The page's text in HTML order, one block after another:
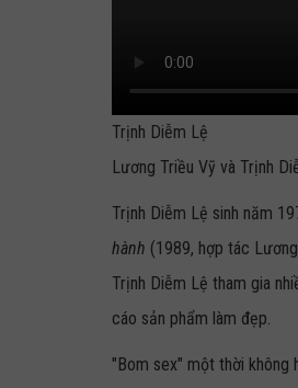
Trịnh Diễm Lệ
Lương Triều Vỹ và Trịnh
Trịnh Diễm Lệ sinh năm
hành (1989, hợp tác
Trịnh Diễm Lệ tham gia
cáo sản phẩm làm đẹp.
"Bom sex" một thời không